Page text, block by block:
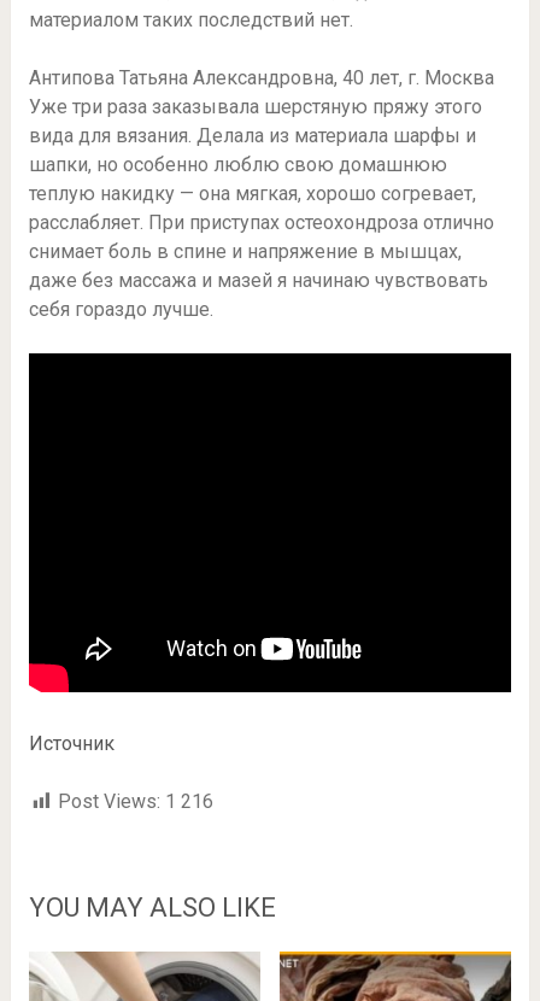
материалом таких последствий нет.
Антипова Татьяна Александровна, 40 лет, г. Москва
Уже три раза заказывала шерстяную пряжу этого
вида для вязания. Делала из материала шарфы и
шапки, но особенно люблю свою домашнюю
теплую накидку — она мягкая, хорошо согревает,
расслабляет. При приступах остеохондроза отлично
снимает боль в спине и напряжение в мышцах,
даже без массажа и мазей я начинаю чувствовать
себя гораздо лучше.
Источник
Post Views: 1 216
YOU MAY ALSO LIKE